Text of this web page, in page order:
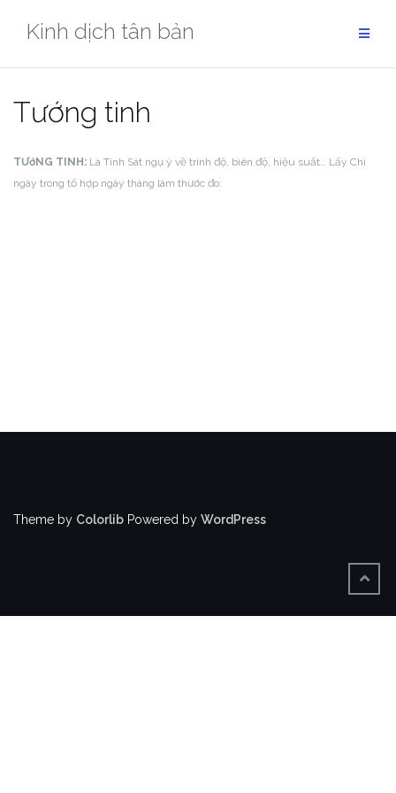
Kinh dịch tân bản
Tướng tinh
TƯớNG TINH: Là Tinh Sát ngụ ý về trình độ, biên độ, hiệu suất… Lấy Chi
ngày trong tổ hợp ngày tháng làm thước đo:
Theme by Colorlib Powered by WordPress